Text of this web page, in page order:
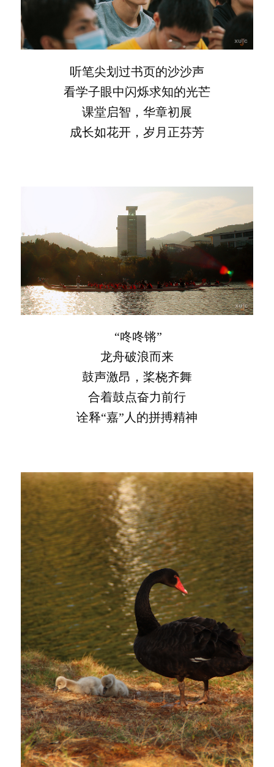
听笔尖划过书页的沙沙声
看学子眼中闪烁求知的光芒
课堂启智，华章初展
成长如花开，岁月正芬芳
“咚咚锵”
龙舟破浪而来
鼓声激昂，桨桡齐舞
合着鼓点奋力前行
诠释“嘉”人的拼搏精神